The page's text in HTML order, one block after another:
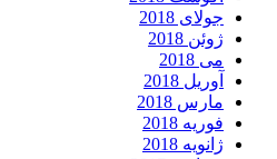
جولای 2018
ژوئن 2018
می 2018
آوریل 2018
مارس 2018
فوریه 2018
ژانویه 2018